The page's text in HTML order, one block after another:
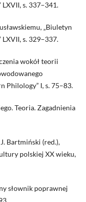
LXVII, s. 337–341.
„Biuletyn
LXVII, s. 329–337.
wokół teorii
Philology” I, s. 75–83.
Teoria. Zagadnienia
Bartmiński (red.),
polskiej XX wieku,
słownik poprawnej